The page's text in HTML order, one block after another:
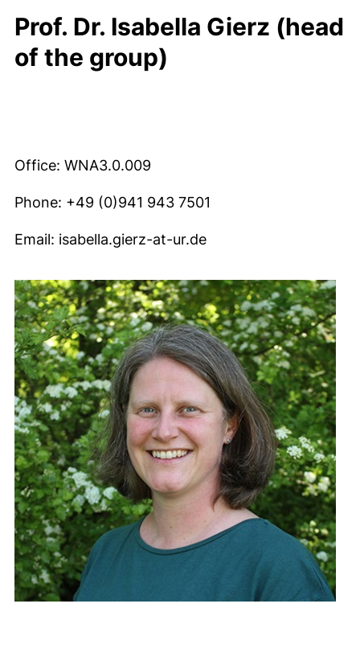
Prof. Dr. Isabella Gierz (head
of the group)
Office: WNA3.0.009
Phone: +49 (0)941 943 7501
Email: isabella.gierz-at-ur.de